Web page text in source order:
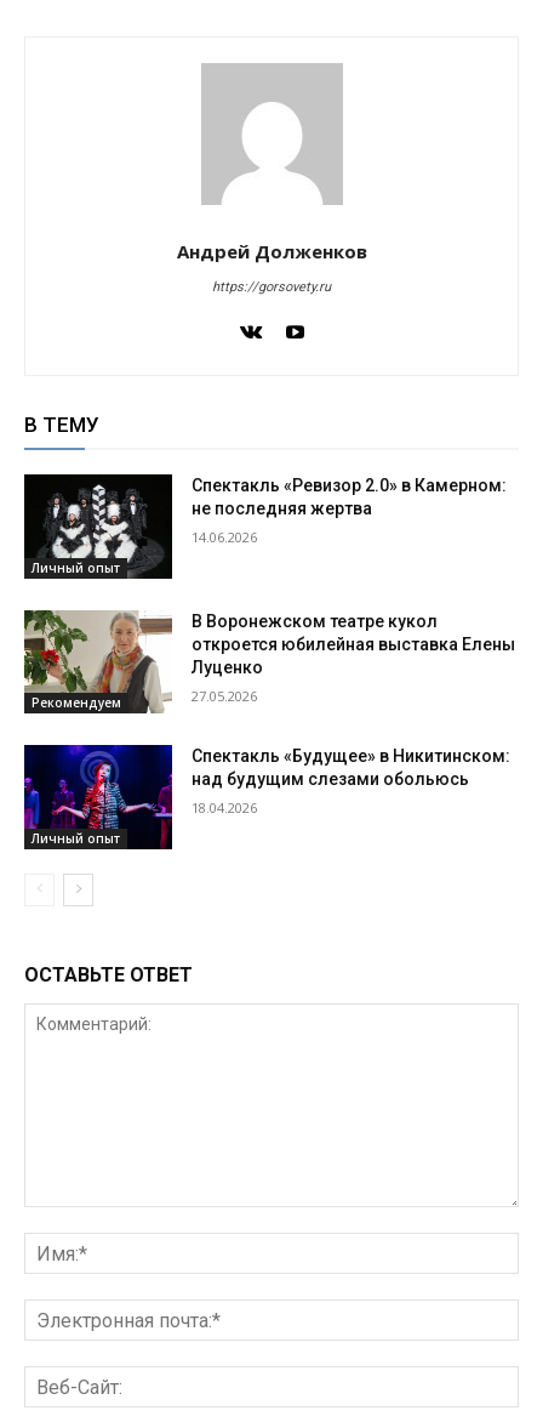
Андрей Долженков
https://gorsovety.ru
В ТЕМУ
Личный опыт
Спектакль «Ревизор 2.0» в Камерном:
не последняя жертва
14.06.2026
Рекомендуем
В Воронежском театре кукол
откроется юбилейная выставка Елены
Луценко
27.05.2026
Личный опыт
Спектакль «Будущее» в Никитинском:
над будущим слезами обольюсь
18.04.2026
ОСТАВЬТЕ ОТВЕТ